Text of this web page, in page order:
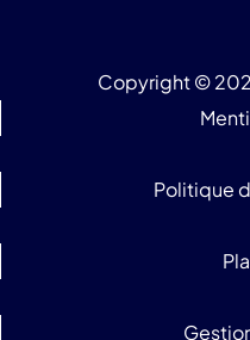
Copyright ©
Politique